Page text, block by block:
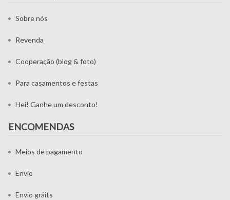
Sobre nós
Revenda
Cooperação (blog & foto)
Para casamentos e festas
Hei! Ganhe um desconto!
ENCOMENDAS
Meios de pagamento
Envio
Envio gráits